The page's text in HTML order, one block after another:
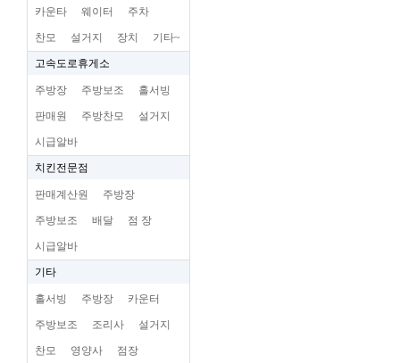
카운타 웨이터 주차
찬모 설거지 장치 기타~
고속도로휴게소
주방장 주방보조 홀서빙
판매원 주방찬모 설거지
시급알바
치킨전문점
판매계산원 주방장
주방보조 배달 점 장
시급알바
기타
홀서빙 주방장 카운터
주방보조 조리사 설거지
찬모 영양사 점장